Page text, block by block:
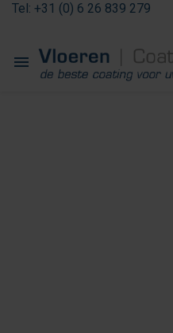
Tel: +31 (0) 6 26 839 279
menu